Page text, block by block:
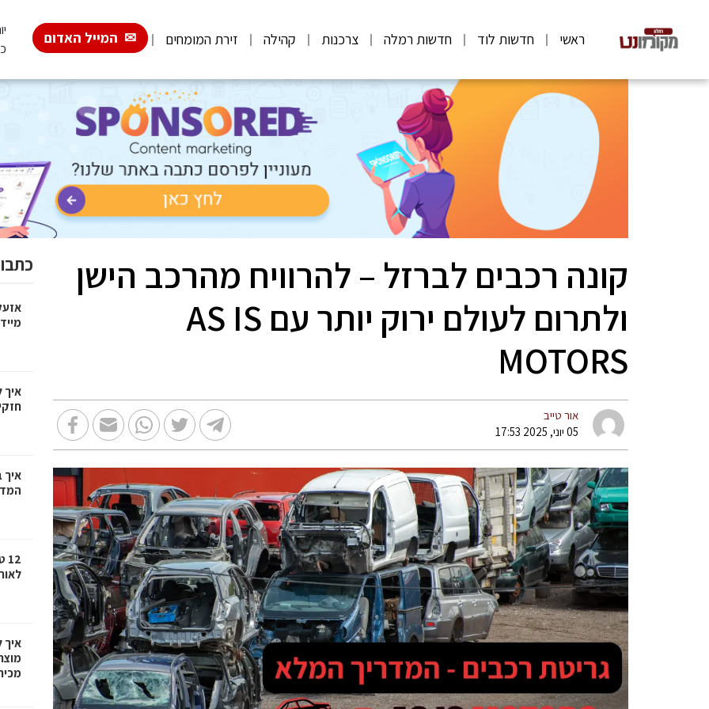
ראשי חדשות לוד חדשות רמלה צרכנות קהילה זירת המומחים המייל האדום
קונה רכבים לברזל – להרוויח מהרכב הישן
ולתרום לעולם ירוק יותר עם AS IS
MOTORS
אור טייב
05 יוני, 2025 17:53
איך
איך
איך